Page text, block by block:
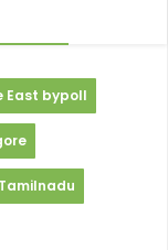
East bypoll
Tamilnadu